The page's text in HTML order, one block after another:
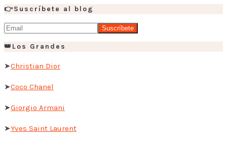
👉Suscríbete al blog
👑Los Grandes
➤Christian Dior
➤Coco Chanel
➤Giorgio Armani
➤Yves Saint Laurent